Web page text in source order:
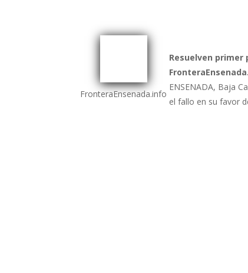
FronteraEnsenada.info
Resuelven primer
ENSENADA, Baja
el fallo en su favor